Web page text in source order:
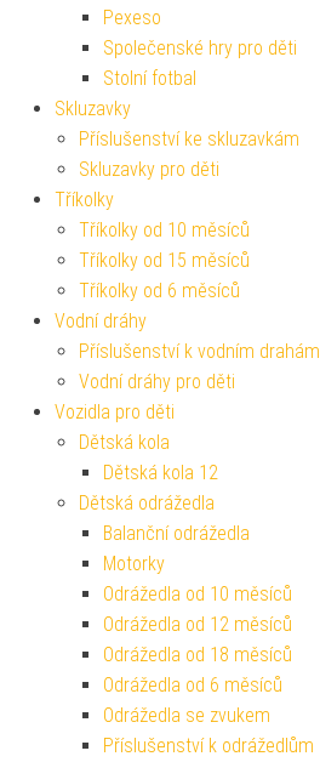
Pexeso
Společenské hry pro děti
Stolní fotbal
Skluzavky
Příslušenství ke skluzavkám
Skluzavky pro děti
Tříkolky
Tříkolky od 10 měsíců
Tříkolky od 15 měsíců
Tříkolky od 6 měsíců
Vodní dráhy
Příslušenství k vodním drahám
Vodní dráhy pro děti
Vozidla pro děti
Dětská kola
Dětská kola 12
Dětská odrážedla
Balanční odrážedla
Motorky
Odrážedla od 10 měsíců
Odrážedla od 12 měsíců
Odrážedla od 18 měsíců
Odrážedla od 6 měsíců
Odrážedla se zvukem
Příslušenství k odrážedlům